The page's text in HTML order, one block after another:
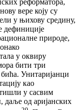
реформатора,
вере коју су
у њихову средину,
дефиниције
природе,
у оквиру
бити три
Унитаријанци
као
у сасвим
даље од аријанских